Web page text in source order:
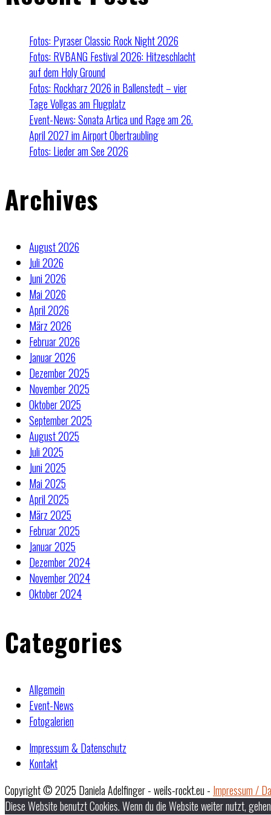
Fotos: Pyraser Classic Rock Night 2026
Fotos: RVBANG Festival 2026: Hitzeschlacht
auf dem Holy Ground
Fotos: Rockharz 2026 in Ballenstedt – vier
Tage Vollgas am Flugplatz
Event-News: Sonata Artica und Rage am 26.
April 2027 im Airport Obertraubling
Fotos: Lieder am See 2026
Archives
August 2026
Juli 2026
Juni 2026
Mai 2026
April 2026
März 2026
Februar 2026
Januar 2026
Dezember 2025
November 2025
Oktober 2025
September 2025
August 2025
Juli 2025
Juni 2025
Mai 2025
April 2025
März 2025
Februar 2025
Januar 2025
Dezember 2024
November 2024
Oktober 2024
Categories
Allgemein
Event-News
Fotogalerien
Impressum & Datenschutz
Kontakt
Copyright © 2025 Daniela Adelfinger - weils-rockt.eu - Impressum /
Diese Website benutzt Cookies. Wenn du die Website weiter nutzt,